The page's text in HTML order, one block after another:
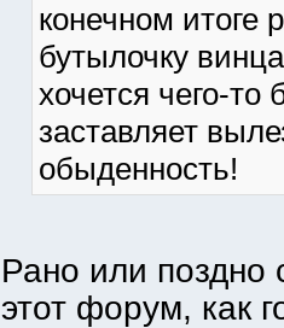
конечном итоге
бутылочку
хочется чего-то
заставляет
обыденность!
Рано или поздно
этот форум, как